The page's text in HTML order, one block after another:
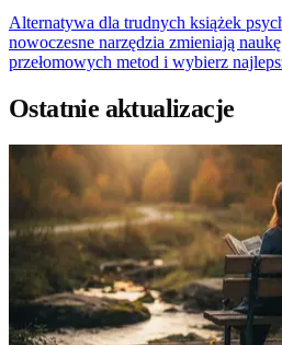
Alternatywa dla trudnych książek
nowoczesne narzędzia zmieniają
przełomowych metod i wybierz
Ostatnie aktualizacje